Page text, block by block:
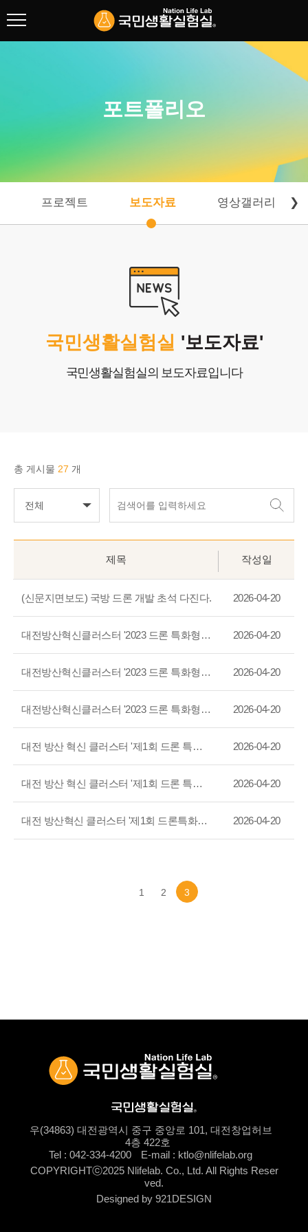
프로젝트
포트폴리오
프로젝트 보도자료 영상갤러리 ❯
국민생활실험실 '보도자료'
국민생활실험실의 보도자료입니다
총 게시물 27 개
전체
제목 작성일
(신문지면보도) 국방 드론 개발 초석 다진다. 2026-04-20
대전방산혁신클러스터 '2023 드론 특화형 국방창업 심화 교육' 진행 2026-04-20
대전방산혁신클러스터 '2023 드론 특화형 국방창업 심화 교육' 진행 2026-04-20
대전방산혁신클러스터 '2023 드론 특화형 국방창업 심화 교육' 진행 2026-04-20
대전 방산 혁신 클러스터 '제1회 드론 특화형 국방창업 기본교육' 성황리에 종료 2026-04-20
대전 방산 혁신 클러스터 '제1회 드론 특화형 국방창업 기본교육' 성황리에 종료 2026-04-20
대전 방산혁신 클러스터 '제1회 드론특화형 국방창업 교육' 진행 2026-04-20
1 2 3
우(34863) 대전광역시 중구 중앙로 101, 대전창업허브
4층 422호
Tel : 042-334-4200
E-mail : ktlo@nlifelab.org
COPYRIGHTⓒ2025 Nlifelab. Co., Ltd. All Rights Reser
ved.
Designed by 921DESIGN